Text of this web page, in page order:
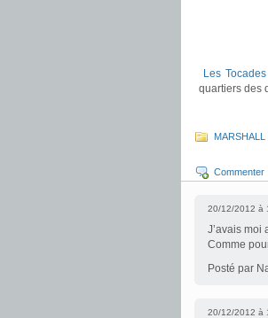
Les
quartiers des
Commenter
20/12/2012 à
J’avais moi
Comme
Posté par
20/12/2012 à